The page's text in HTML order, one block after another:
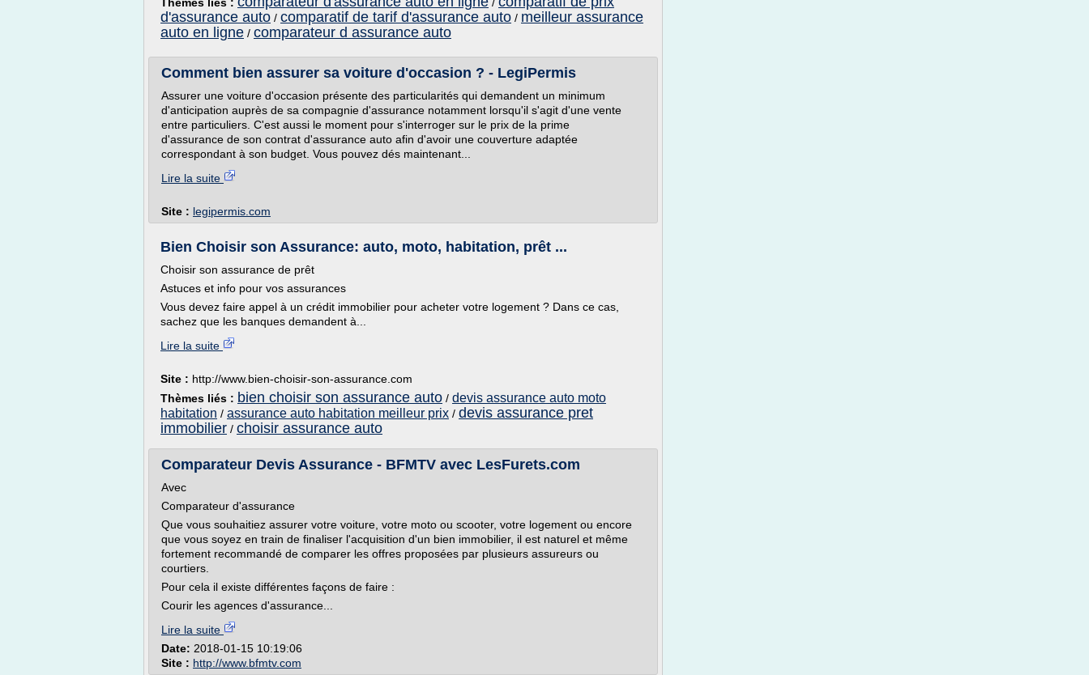
d'assurance auto / comparatif de tarif d'assurance auto / meilleur assurance
auto en ligne / comparateur d assurance auto
Comment bien assurer sa voiture d'occasion ? - LegiPermis
Assurer une voiture d'occasion présente des particularités qui demandent un minimum
d'anticipation auprès de sa compagnie d'assurance notamment lorsqu'il s'agit d'une vente
entre particuliers. C'est aussi le moment pour s'interroger sur le prix de la prime
d'assurance de son contrat d'assurance auto afin d'avoir une couverture adaptée
correspondant à son budget. Vous pouvez dés maintenant...
Lire la suite
Site : legipermis.com
Bien Choisir son Assurance: auto, moto, habitation, prêt ...
Choisir son assurance de prêt
Astuces et info pour vos assurances
Vous devez faire appel à un crédit immobilier pour acheter votre logement ? Dans ce cas,
sachez que les banques demandent à...
Lire la suite
Site : http://www.bien-choisir-son-assurance.com
Thèmes liés : bien choisir son assurance auto / devis assurance auto moto
habitation / assurance auto habitation meilleur prix / devis assurance pret
immobilier / choisir assurance auto
Comparateur Devis Assurance - BFMTV avec LesFurets.com
Avec
Comparateur d'assurance
Que vous souhaitiez assurer votre voiture, votre moto ou scooter, votre logement ou encore
que vous soyez en train de finaliser l'acquisition d'un bien immobilier, il est naturel et même
fortement recommandé de comparer les offres proposées par plusieurs assureurs ou
courtiers.
Pour cela il existe différentes façons de faire :
Courir les agences d'assurance...
Lire la suite
Date: 2018-01-15 10:19:06
Site : http://www.bfmtv.com